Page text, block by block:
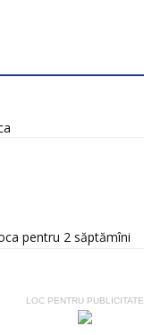
LOC PENTRU PUBLICITATE